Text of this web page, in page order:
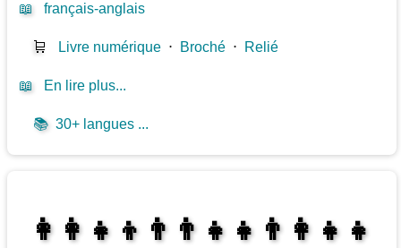
📖 français-anglais
🛒 Livre numérique ⋅ Broché ⋅ Relié
📖 En lire plus...
📚 30+ langues ...
👩‍👩‍👧‍👦👨‍👨‍👧‍👧👨‍👩‍👧‍👧